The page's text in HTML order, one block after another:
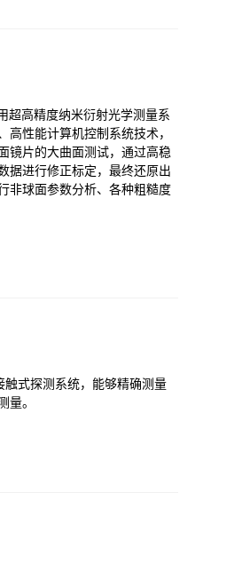
超高精度纳米衍射光学测量系
性能计算机控制系统技术，
镜片的大曲面测试，通过高稳
据进行修正标定，最终还原出
非球面参数分析、各种粗糙度
触式探测系统，能够精确测量
量。